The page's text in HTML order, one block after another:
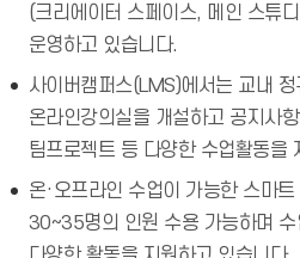
(크리에이터 스페이스, 메인 스튜
운영하고 있습니다.
사이버캠퍼스(LMS)에서는 교내
온라인강의실을 개설하고 공지사
팀프로젝트 등 다양한 수업활동을
온·오프라인 수업이 가능한 스마
30~35명의 인원 수용 가능하며